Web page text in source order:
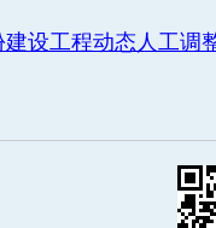
设工程动态人工